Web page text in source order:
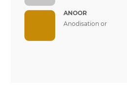
ANOOR
Anodisation or